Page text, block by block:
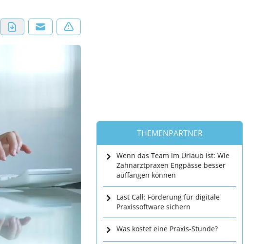
THEMENPARTNER
Wenn das Team im Urlaub ist: Wie
Zahnarztpraxen Engpässe besser
auffangen können
Last Call: Förderung für digitale
Praxissoftware sichern
Was kostet eine Praxis-Stunde?